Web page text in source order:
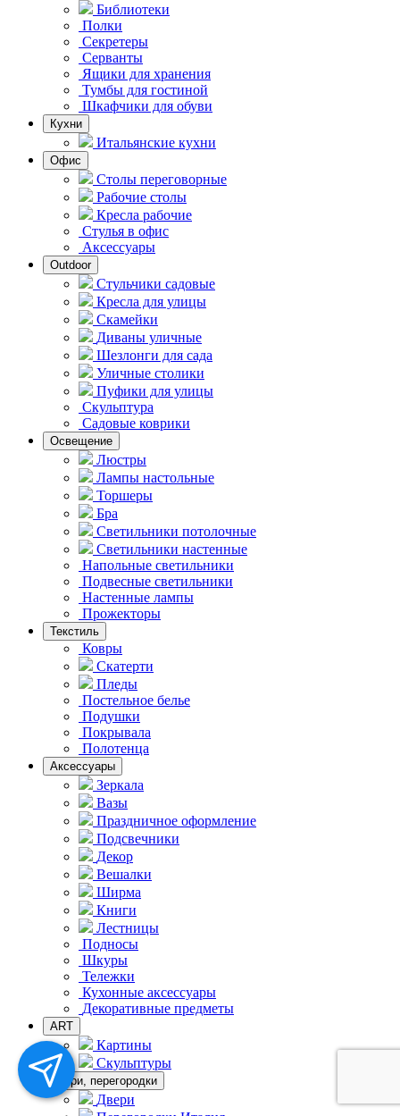
Библиотеки
Полки
Секретеры
Серванты
Ящики для хранения
Тумбы для гостиной
Шкафчики для обуви
Кухни
Итальянские кухни
Офис
Столы переговорные
Рабочие столы
Кресла рабочие
Стулья в офис
Аксессуары
Outdoor
Стульчики садовые
Кресла для улицы
Скамейки
Диваны уличные
Шезлонги для сада
Уличные столики
Пуфики для улицы
Скульптура
Садовые коврики
Освещение
Люстры
Лампы настольные
Торшеры
Бра
Светильники потолочные
Светильники настенные
Напольные светильники
Подвесные светильники
Hастенные лампы
Прожекторы
Текстиль
Ковры
Скатерти
Пледы
Постельное белье
Подушки
Покрывала
Полотенца
Аксессуары
Зеркала
Вазы
Праздничное оформление
Подсвечники
Декор
Вешалки
Ширма
Книги
Лестницы
Подносы
Шкуры
Тележки
Кухонные аксессуары
Декоративные предметы
ART
Картины
Скульптуры
Двери, перегородки
Двери